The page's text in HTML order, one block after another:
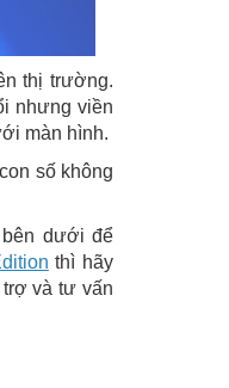
thị trường.
nhưng viền
màn hình.
số không
bên dưới để
thì hãy
và tư vấn